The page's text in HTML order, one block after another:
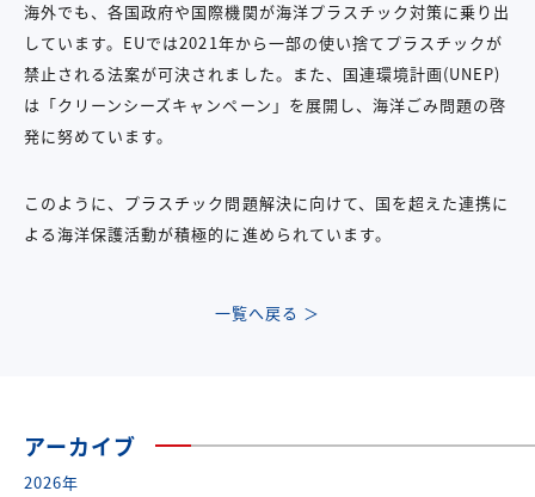
海外でも、各国政府や国際機関が海洋プラスチック対策に乗り出
しています。EUでは2021年から一部の使い捨てプラスチックが
禁止される法案が可決されました。また、国連環境計画(UNEP)
は「クリーンシーズキャンペーン」を展開し、海洋ごみ問題の啓
発に努めています。
このように、プラスチック問題解決に向けて、国を超えた連携に
よる海洋保護活動が積極的に進められています。
一覧へ戻る ＞
アーカイブ
2026年